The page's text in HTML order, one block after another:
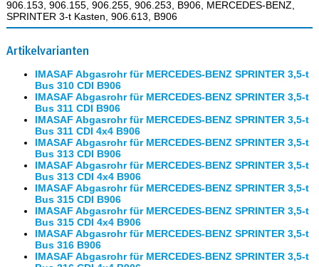
906.153, 906.155, 906.255, 906.253, B906, MERCEDES-BENZ,
SPRINTER 3-t Kasten, 906.613, B906
Artikelvarianten
IMASAF Abgasrohr für MERCEDES-BENZ SPRINTER 3,5-t
Bus 310 CDI B906
IMASAF Abgasrohr für MERCEDES-BENZ SPRINTER 3,5-t
Bus 311 CDI B906
IMASAF Abgasrohr für MERCEDES-BENZ SPRINTER 3,5-t
Bus 311 CDI 4x4 B906
IMASAF Abgasrohr für MERCEDES-BENZ SPRINTER 3,5-t
Bus 313 CDI B906
IMASAF Abgasrohr für MERCEDES-BENZ SPRINTER 3,5-t
Bus 313 CDI 4x4 B906
IMASAF Abgasrohr für MERCEDES-BENZ SPRINTER 3,5-t
Bus 315 CDI B906
IMASAF Abgasrohr für MERCEDES-BENZ SPRINTER 3,5-t
Bus 315 CDI 4x4 B906
IMASAF Abgasrohr für MERCEDES-BENZ SPRINTER 3,5-t
Bus 316 B906
IMASAF Abgasrohr für MERCEDES-BENZ SPRINTER 3,5-t